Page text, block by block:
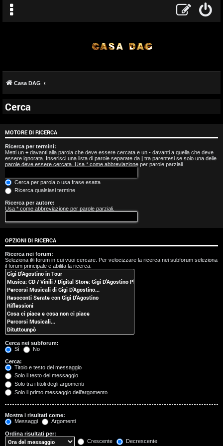
A
r
g
o
m
e
n
i
s
e
n
z
a
r
i
s
p
o
s
Casa DAG
Cerca
MOTORE DI RICERCA
Ricerca per termini:
Metti un + davanti alla parola che deve essere cercata e un - davanti a quella che deve
essere ignorata. Inserisci una lista di parole separate da | tra parentesi se solo una delle
parole deve essere cercata. Usa * come abbreviazione per parole parziali.
Cerca per parola o usa frase esatta
Ricerca qualsiasi termine
Ricerca per autore:
Usa * come abbreviazione per parole parziali.
OPZIONI DI RICERCA
Ricerca nei forum:
Seleziona il/i forum in cui vuoi cercare. Per velocizzare la ricerca nei subforum seleziona
il forum principale e abilita la ricerca.
Cerca nei subforum:
Sì
No
Cerca:
Titolo e testo del messaggio
Solo il testo del messaggio
Solo tra i titoli degli argomenti
Solo il primo messaggio dell’argomento
Mostra i risultati come:
Messaggi
Argomenti
Ordina risultati per:
Crescente
Decrescente